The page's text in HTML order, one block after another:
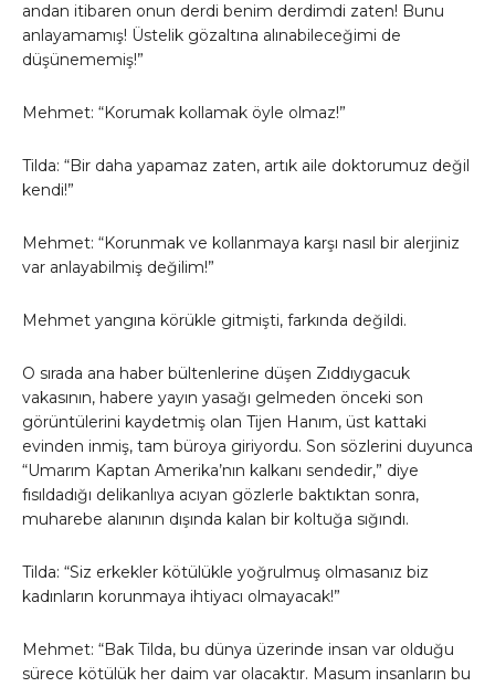
andan itibaren onun derdi benim derdimdi zaten! Bunu
anlayamamış! Üstelik gözaltına alınabileceğimi de
düşünememiş!”
Mehmet: “Korumak kollamak öyle olmaz!”
Tilda: “Bir daha yapamaz zaten, artık aile doktorumuz değil
kendi!”
Mehmet: “Korunmak ve kollanmaya karşı nasıl bir alerjiniz
var anlayabilmiş değilim!”
Mehmet yangına körükle gitmişti, farkında değildi.
O sırada ana haber bültenlerine düşen Zıddıygacuk
vakasının, habere yayın yasağı gelmeden önceki son
görüntülerini kaydetmiş olan Tijen Hanım, üst kattaki
evinden inmiş, tam büroya giriyordu. Son sözlerini duyunca
“Umarım Kaptan Amerika’nın kalkanı sendedir,” diye
fısıldadığı delikanlıya acıyan gözlerle baktıktan sonra,
muharebe alanının dışında kalan bir koltuğa sığındı.
Tilda: “Siz erkekler kötülükle yoğrulmuş olmasanız biz
kadınların korunmaya ihtiyacı olmayacak!”
Mehmet: “Bak Tilda, bu dünya üzerinde insan var olduğu
sürece kötülük her daim var olacaktır. Masum insanların bu